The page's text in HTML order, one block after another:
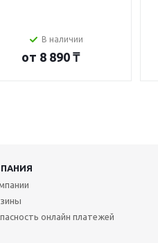
В наличии
от 8 890 ₸
онлайн платежей